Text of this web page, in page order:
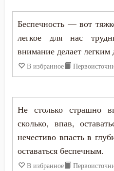
Богатство
Богопознание
Богородица
Болезнь
Борьба
Беспечность — вот
легкое для нас
внимание делает легким
В избранное
Не столько страшно
сколько, впав,
нечестиво впасть в
оставаться беспечным.
В избранное